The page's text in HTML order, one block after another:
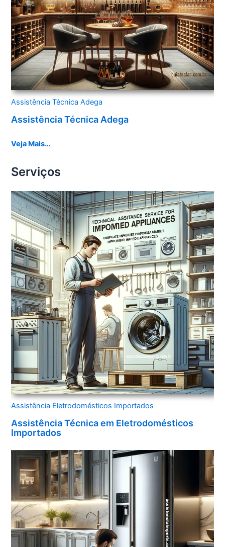
Assistência Técnica Adega
Assistência Técnica Adega
Veja Mais…
Serviços
Assistência Eletrodomésticos Importados
Assistência Técnica em Eletrodomésticos
Importados